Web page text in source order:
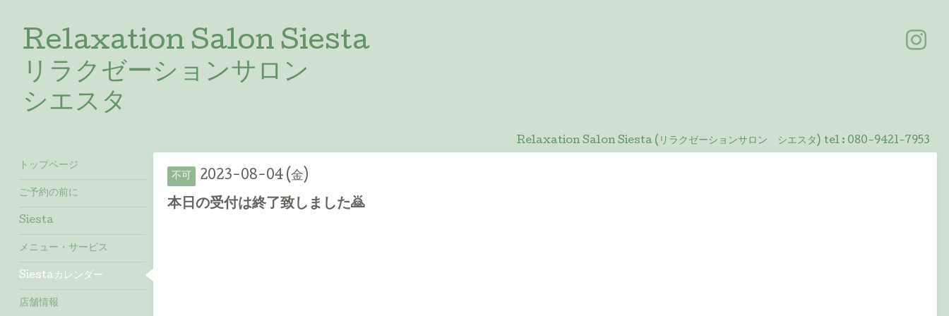
Relaxation Salon Siesta
リラクゼーションサロン
シエスタ
Relaxation Salon Siesta (リラクゼーションサロン シエスタ) tel : 080-9421-7953
不可 2023-08-04 (金)
本日の受付は終了致しました🙇
トップページ
ご予約の前に
Siesta
メニュー・サービス
Siestaカレンダー
店舗情報